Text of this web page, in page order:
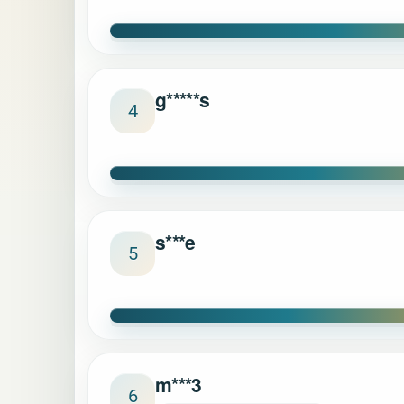
4 g*****s
5 s***e
6 m***3